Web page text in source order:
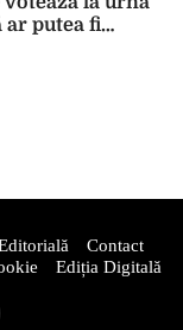
ar putea fi
Contact
Ediția Digitală